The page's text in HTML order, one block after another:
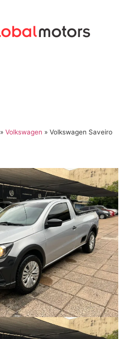
» Volkswagen » Volkswagen Saveiro